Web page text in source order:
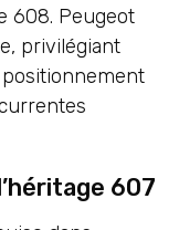
608. Peugeot
privilégiant
607